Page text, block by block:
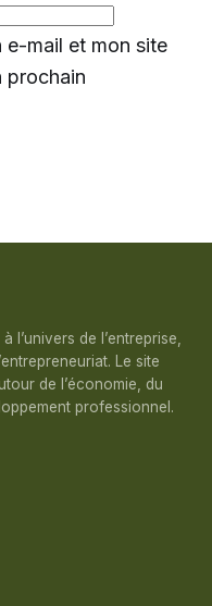
e-mail et mon site
prochain
l’univers de l’entreprise,
Le site
de l’économie, du
professionnel.